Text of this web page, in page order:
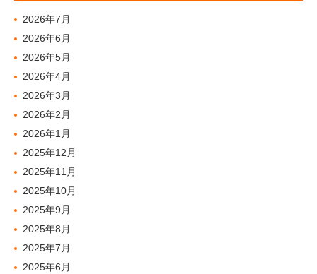
2026年7月
2026年6月
2026年5月
2026年4月
2026年3月
2026年2月
2026年1月
2025年12月
2025年11月
2025年10月
2025年9月
2025年8月
2025年7月
2025年6月